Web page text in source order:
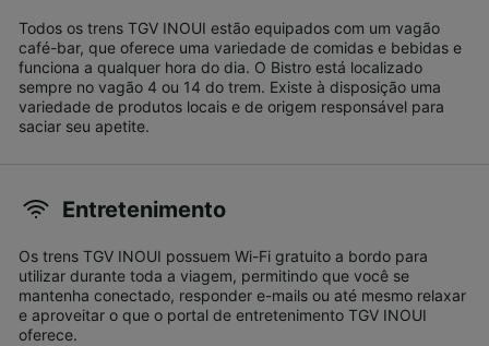
Todos os trens TGV INOUI estão equipados com um vagão
café-bar, que oferece uma variedade de comidas e bebidas e
funciona a qualquer hora do dia. O Bistro está localizado
sempre no vagão 4 ou 14 do trem. Existe à disposição uma
variedade de produtos locais e de origem responsável para
saciar seu apetite.
Entretenimento
Os trens TGV INOUI possuem Wi-Fi gratuito a bordo para
utilizar durante toda a viagem, permitindo que você se
mantenha conectado, responder e-mails ou até mesmo relaxar
e aproveitar o que o portal de entretenimento TGV INOUI
oferece.